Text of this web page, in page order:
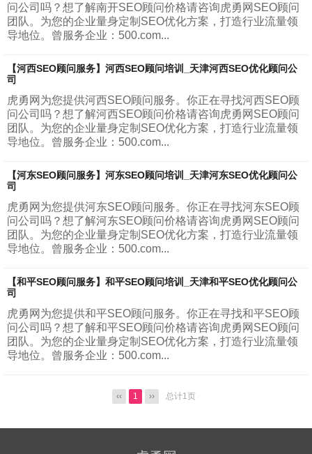
问公司吗？想了解南开SEO顾问价格请咨询虎勇网SEO顾问
团队。为您的企业量身定制SEO优化方案，打造行业流量领
导地位。曾服务企业：500.com...
【河西SEO顾问服务】河西SEO顾问培训_天津河西SEO优化顾问公
司
虎勇网为您提供河西SEO顾问服务。你正在寻找河西SEO顾
问公司吗？想了解河西SEO顾问价格请咨询虎勇网SEO顾问
团队。为您的企业量身定制SEO优化方案，打造行业流量领
导地位。曾服务企业：500.com...
【河东SEO顾问服务】河东SEO顾问培训_天津河东SEO优化顾问公
司
虎勇网为您提供河东SEO顾问服务。你正在寻找河东SEO顾
问公司吗？想了解河东SEO顾问价格请咨询虎勇网SEO顾问
团队。为您的企业量身定制SEO优化方案，打造行业流量领
导地位。曾服务企业：500.com...
【和平SEO顾问服务】和平SEO顾问培训_天津和平SEO优化顾问公
司
虎勇网为您提供和平SEO顾问服务。你正在寻找和平SEO顾
问公司吗？想了解和平SEO顾问价格请咨询虎勇网SEO顾问
团队。为您的企业量身定制SEO优化方案，打造行业流量领
导地位。曾服务企业：500.com...
‹‹ 1 ›› 总计1页